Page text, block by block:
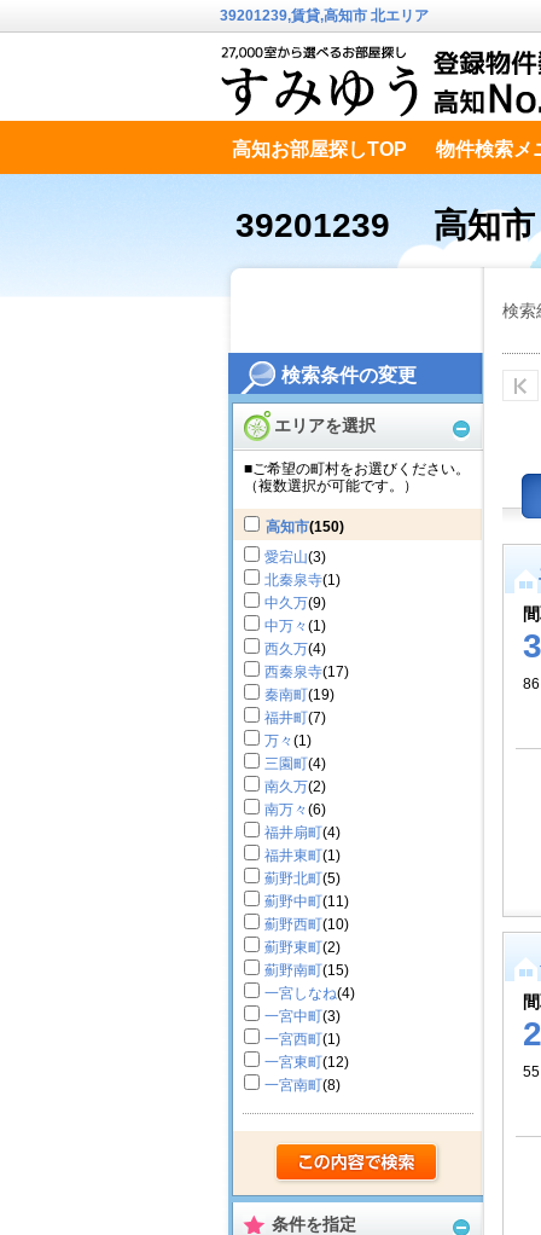
検索条件の変更
エリアを選択
■ご希望の町村をお選びください。
（複数選択が可能です。）
高知市(150)
愛宕山(3)
北秦泉寺(1)
中久万(9)
中万々(1)
西久万(4)
西秦泉寺(17)
秦南町(19)
福井町(7)
万々(1)
三園町(4)
南久万(2)
南万々(6)
福井扇町(4)
福井東町(1)
薊野北町(5)
薊野中町(11)
薊野西町(10)
薊野東町(2)
薊野南町(15)
一宮しなね(4)
一宮中町(3)
一宮西町(1)
一宮東町(12)
一宮南町(8)
条件を指定
39201239,賃貸,高知市 北エリア
高知お部屋探しTOP 物件検索メ
テキストデータ
39201239 高知市
検索